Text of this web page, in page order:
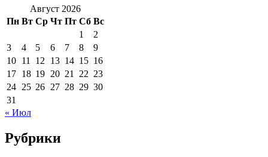
Август 2026
Пн Вт Ср Чт Пт Сб Вс
1
2
3
4 5 6 7 8
9
10 11 12 13 14 15 16
17 18 19 20 21 22 23
24 25 26 27 28 29 30
31
« Июл
Рубрики